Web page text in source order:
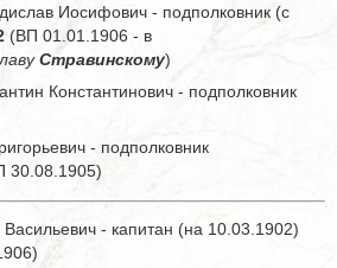
Иосифович - подполковник (с
(ВП 01.01.1906 - в
Стравинскому)
Константинович - подполковник
- подполковник
30.08.1905)
- капитан (на 10.03.1902)